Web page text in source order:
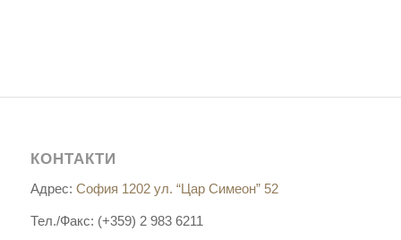
КОНТАКТИ
Адрес: София 1202 ул. “Цар Симеон” 52
Тел./Факс: (+359) 2 983 6211